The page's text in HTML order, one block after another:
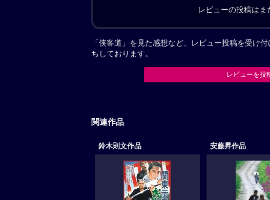
レビューの投稿はま
「侠客道」を見た感想など、レビュー投稿を受け
ちしております。
レビューを投
関連作品
鈴木則文作品 安藤昇作品